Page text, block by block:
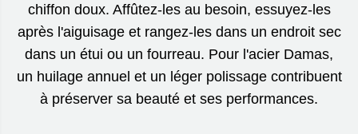
chiffon doux. Affûtez-les au besoin, essuyez-les
après l'aiguisage et rangez-les dans un endroit sec
dans un étui ou un fourreau. Pour l'acier Damas,
un huilage annuel et un léger polissage contribuent
à préserver sa beauté et ses performances.